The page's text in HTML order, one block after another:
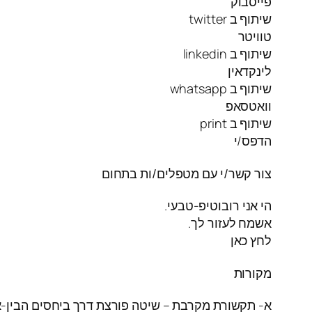
שיתוף ב twitter
טוויטר
שיתוף ב linkedin
לינקדאין
שיתוף ב whatsapp
וואטסאפ
שיתוף ב print
הדפס/י
צור קשר/י עם מטפלים/ות בתחום
הי אני רובוטיפ-טבעי.
אשמח לעזור לך.
לחץ כאן
מקורות
א- תקשורת מקרבת – שיטה פורצת דרך ביחסים הבין-